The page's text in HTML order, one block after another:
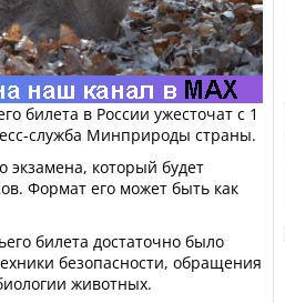
билета в России ужесточат с 1
служба Минприроды страны.
экзамена, который будет
Формат его может быть как
билета достаточно было
безопасности, обращения
животных.